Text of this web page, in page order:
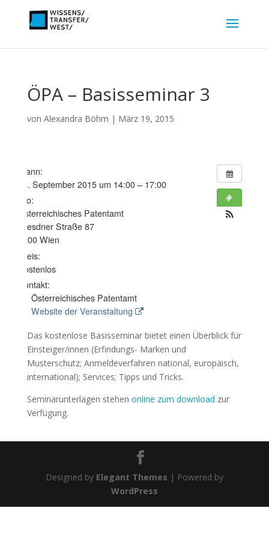
ÖPA – Basisseminar 3
von Alexandra Böhm | März 19, 2015
Wann:
23. September 2015 um 14:00 – 17:00
Wo:
Österreichisches Patentamt
Dresdner Straße 87
1200 Wien
Preis:
Kostenlos
Kontakt:
Österreichisches Patentamt
Website der Veranstaltung
Das kostenlose Basisseminar bietet einen Überblick für
Einsteiger/innen (Erfindungs- Marken und
Musterschutz; Anmeldeverfahren national, europäisch,
international); Services; Tipps und Tricks.
Seminarunterlagen stehen online zum download zur
Verfügung.
Designed by Elegant Themes | Powered by
WordPress